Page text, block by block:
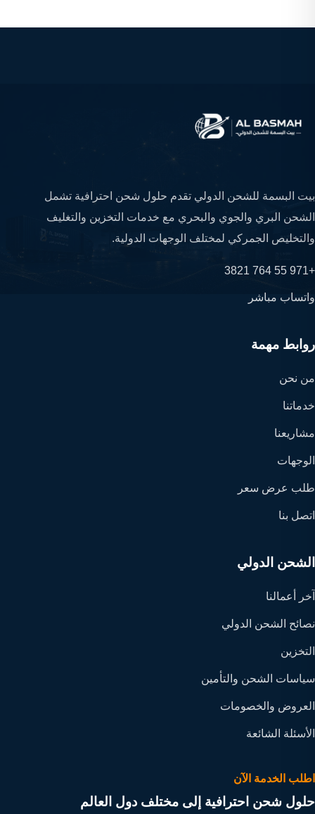
بيت البسمة للشحن الدولي تقدم حلول شحن احترافية تشمل
الشحن البري والجوي والبحري مع خدمات التخزين والتغليف
والتخليص الجمركي لمختلف الوجهات الدولية.
+971 55 764 3821
واتساب مباشر
روابط مهمة
من نحن
خدماتنا
مشاريعنا
الوجهات
طلب عرض سعر
اتصل بنا
الشحن الدولي
آخر أعمالنا
نصائح الشحن الدولي
التخزين
سياسات الشحن والتأمين
العروض والخصومات
الأسئلة الشائعة
اطلب الخدمة الآن
حلول شحن احترافية إلى مختلف دول العالم